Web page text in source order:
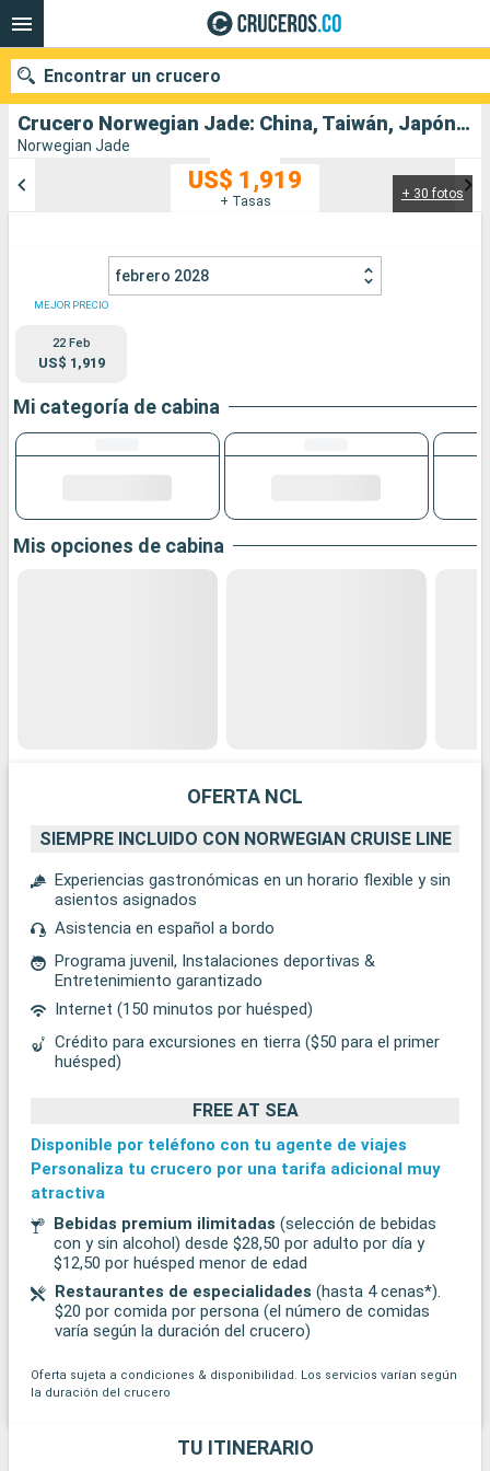
Crucero Norwegian Jade: China, Taiwán, Japón salida desde Hong Kong
Norwegian Jade
+ 30 fotos
US$ 1,919
+ Tasas
febrero 2028
MEJOR PRECIO
22 Feb
US$ 1,919
Mi categoría de cabina
Mis opciones de cabina
OFERTA NCL
SIEMPRE INCLUIDO CON NORWEGIAN CRUISE LINE
Experiencias gastronómicas en un horario flexible y sin
asientos asignados
Asistencia en español a bordo
Programa juvenil, Instalaciones deportivas &
Entretenimiento garantizado
Internet (150 minutos por huésped)
Crédito para excursiones en tierra ($50 para el primer
huésped)
FREE AT SEA
Disponible por teléfono con tu agente de viajes
Personaliza tu crucero por una tarifa adicional muy
atractiva
Bebidas premium ilimitadas (selección de bebidas
con y sin alcohol) desde $28,50 por adulto por día y
$12,50 por huésped menor de edad
Restaurantes de especialidades (hasta 4 cenas*).
$20 por comida por persona (el número de comidas
varía según la duración del crucero)
Oferta sujeta a condiciones & disponibilidad. Los servicios varían según
la duración del crucero
TU ITINERARIO
Encontrar un crucero
Puertos Compañías